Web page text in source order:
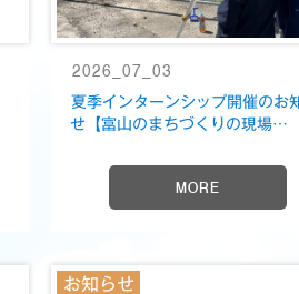
2026_07_03
夏季インターンシップ開催のお
せ【富山のまちづくりの現場…
MORE
お知らせ